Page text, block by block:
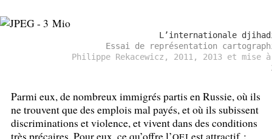
L’internationale
Essai de représentation
Philippe Rekacewicz, 2011, 2013 et mise
Parmi eux, de nombreux immigrés partis en Russie, où ils
ne trouvent que des emplois mal payés, et où ils subissent
discriminations et violence, et vivent dans des conditions
très précaires. Pour eux, ce qu’offre l’OEI est attractif :